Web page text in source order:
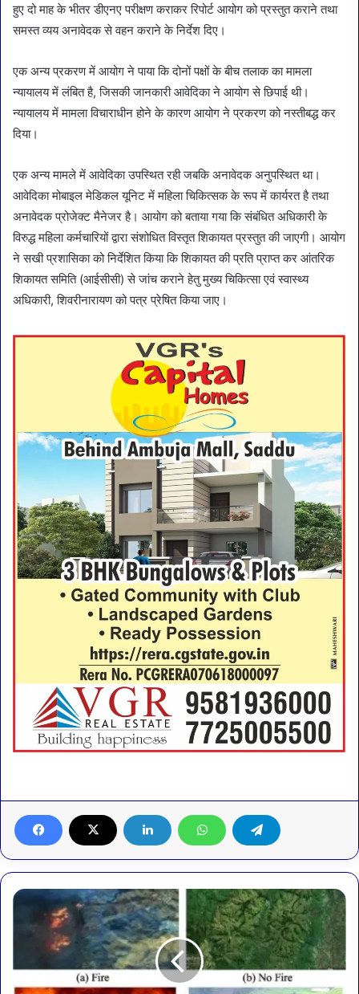
हुए दो माह के भीतर डीएनए परीक्षण कराकर रिपोर्ट आयोग को प्रस्तुत कराने तथा
समस्त व्यय अनावेदक से वहन कराने के निर्देश दिए।
एक अन्य प्रकरण में आयोग ने पाया कि दोनों पक्षों के बीच तलाक का मामला
न्यायालय में लंबित है, जिसकी जानकारी आवेदिका ने आयोग से छिपाई थी।
न्यायालय में मामला विचाराधीन होने के कारण आयोग ने प्रकरण को नस्तीबद्ध कर
दिया।
एक अन्य मामले में आवेदिका उपस्थित रही जबकि अनावेदक अनुपस्थित था।
आवेदिका मोबाइल मेडिकल यूनिट में महिला चिकित्सक के रूप में कार्यरत है तथा
अनावेदक प्रोजेक्ट मैनेजर है। आयोग को बताया गया कि संबंधित अधिकारी के
विरुद्ध महिला कर्मचारियों द्वारा संशोधित विस्तृत शिकायत प्रस्तुत की जाएगी। आयोग
ने सखी प्रशासिका को निर्देशित किया कि शिकायत की प्रति प्राप्त कर आंतरिक
शिकायत समिति (आईसीसी) से जांच कराने हेतु मुख्य चिकित्सा एवं स्वास्थ्य
अधिकारी, शिवरीनारायण को पत्र प्रेषित किया जाए।